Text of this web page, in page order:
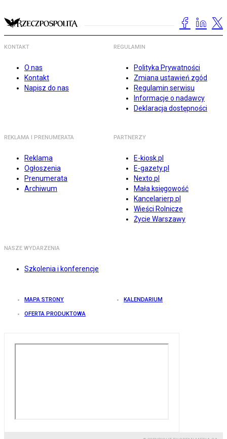
KONTAKT
O nas
Kontakt
Napisz do nas
REGULAMIN
Polityka Prywatności
Zmiana ustawień zgód
Regulamin serwisu
Informacje o nadawcy
Deklaracja dostępności
REKLAMA I PRENUMERATA
Reklama
Ogłoszenia
Prenumerata
Archiwum
PARTNERZY
E-kiosk.pl
E-gazety.pl
Nexto.pl
Mała księgowość
Kancelarierp.pl
Wieści Rolnicze
Życie Warszawy
NASZE WYDARZENIA
Szkolenia i konferencje
MAPA STRONY KALENDARIUM
OFERTA PRODUKTOWA